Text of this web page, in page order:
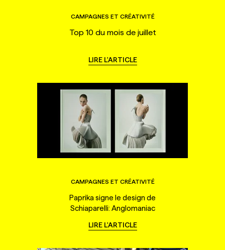
CAMPAGNES ET CRÉATIVITÉ
Top 10 du mois de juillet
LIRE L'ARTICLE
CAMPAGNES ET CRÉATIVITÉ
Paprika signe le design de
Schiaparelli: Anglomaniac
LIRE L'ARTICLE